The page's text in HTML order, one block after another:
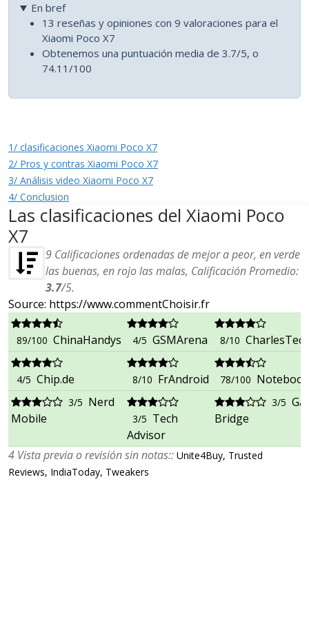
En bref
13 reseñas y opiniones con 9 valoraciones para el
Xiaomi Poco X7
Obtenemos una puntuación media de 3.7/5, o
74.11/100
1/ clasificaciones Xiaomi Poco X7
2/ Pros y contras Xiaomi Poco X7
3/ Análisis video Xiaomi Poco X7
4/ Conclusion
Las clasificaciones del Xiaomi Poco
X7
9 Calificaciones ordenadas de mejor a peor, en verde
las buenas, en rojo las malas, Calificación Promedio:
3.7/5.
Source: https://www.commentChoisir.fr
89/100 ChinaHandys 4/5 GSMArena 8/10
4/5 Chip.de 8/10 FrAndroid 78/100
3/5 Nerd
Mobile
3/5 Tech
Advisor
3/5
Bridge
4 Vista previa o revisión sin notas:: Unite4Buy, Trusted
Reviews, IndiaToday, Tweakers